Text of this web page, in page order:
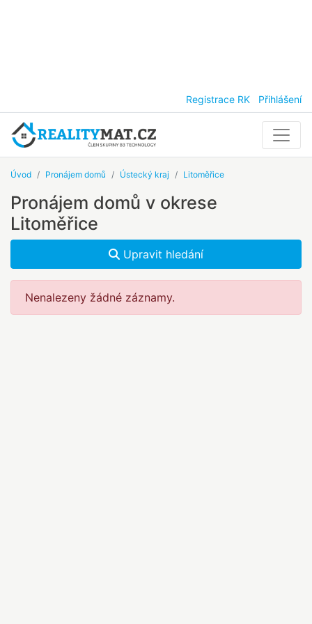
Registrace RK Přihlášení
Úvod Pronájem domů Ústecký kraj Litoměřice
Pronájem domů v okrese
Litoměřice
Upravit hledání
Nenalezeny žádné záznamy.